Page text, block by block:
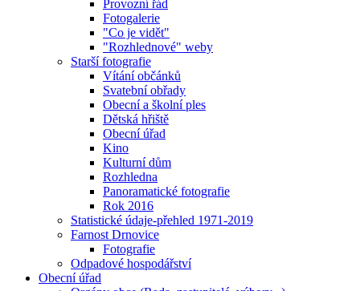
Provozní řád
Fotogalerie
"Co je vidět"
"Rozhlednové" weby
Starší fotografie
Vítání občánků
Svatební obřady
Obecní a školní ples
Dětská hřiště
Obecní úřad
Kino
Kulturní dům
Rozhledna
Panoramatické fotografie
Rok 2016
Statistické údaje-přehled 1971-2019
Farnost Drnovice
Fotografie
Odpadové hospodářství
Obecní úřad